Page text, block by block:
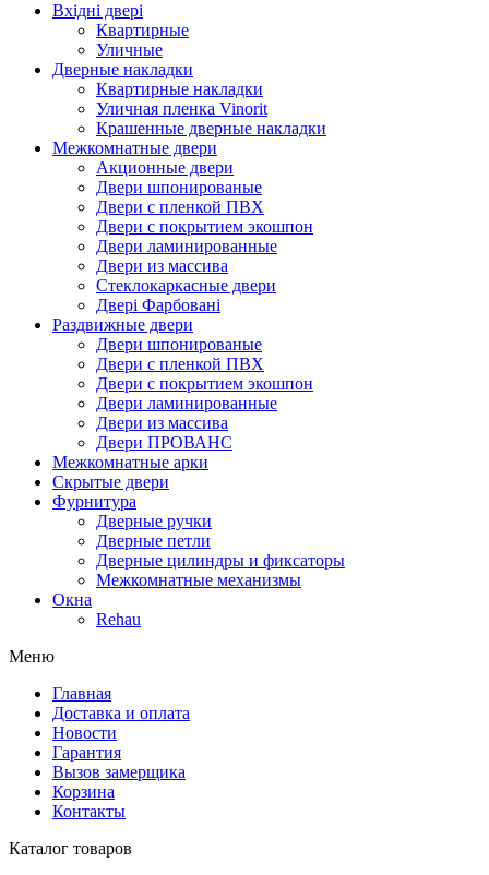
Вхідні двері
Квартирные
Уличные
Дверные накладки
Квартирные накладки
Уличная пленка Vinorit
Крашенные дверные накладки
Межкомнатные двери
Акционные двери
Двери шпонированые
Двери с пленкой ПВХ
Двери с покрытием экошпон
Двери ламинированные
Двери из массива
Стеклокаркасные двери
Двері Фарбовані
Раздвижные двери
Двери шпонированые
Двери с пленкой ПВХ
Двери с покрытием экошпон
Двери ламинированные
Двери из массива
Двери ПРОВАНС
Межкомнатные арки
Скрытые двери
Фурнитура
Дверные ручки
Дверные петли
Дверные цилиндры и фиксаторы
Межкомнатные механизмы
Окна
Rehau
Меню
Главная
Доставка и оплата
Новости
Гарантия
Вызов замерщика
Корзина
Контакты
Каталог товаров